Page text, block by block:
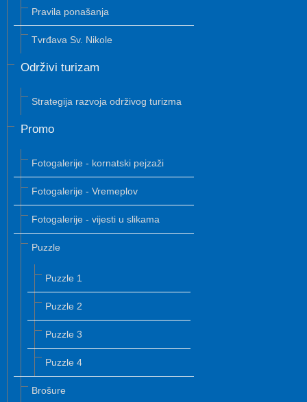
Pravila ponašanja
Tvrđava Sv. Nikole
Održivi turizam
Strategija razvoja održivog turizma
Promo
Fotogalerije - kornatski pejzaži
Fotogalerije - Vremeplov
Fotogalerije - vijesti u slikama
Puzzle
Puzzle 1
Puzzle 2
Puzzle 3
Puzzle 4
Brošure